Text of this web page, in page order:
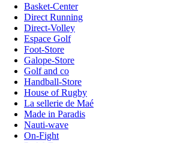
Basket-Center
Direct Running
Direct-Volley
Espace Golf
Foot-Store
Galope-Store
Golf and co
Handball-Store
House of Rugby
La sellerie de Maé
Made in Paradis
Nauti-wave
On-Fight